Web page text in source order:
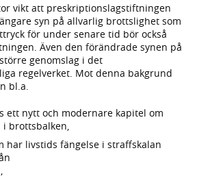
vikt att preskriptionslagstiftningen
syn på allvarlig brottslighet som
för under senare tid bör också
Även den förändrade synen på
genomslag i det
regelverket. Mot denna bakgrund
bl.a.
ett nytt och modernare kapitel om
brottsbalken,
har livstids fängelse i straffskalan